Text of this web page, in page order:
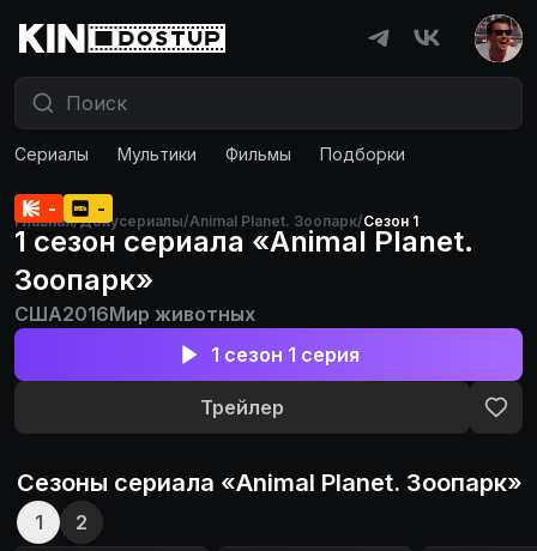
Сериалы Мультики Фильмы Подборки
Главная/Докусериалы/Animal Planet. Зоопарк/Сезон 1
- -
1 сезон сериала «Animal Planet.
Зоопарк»
США2016Мир животных
1 сезон 1 серия
Трейлер
Сезоны сериала «Animal Planet. Зоопарк»
1 2